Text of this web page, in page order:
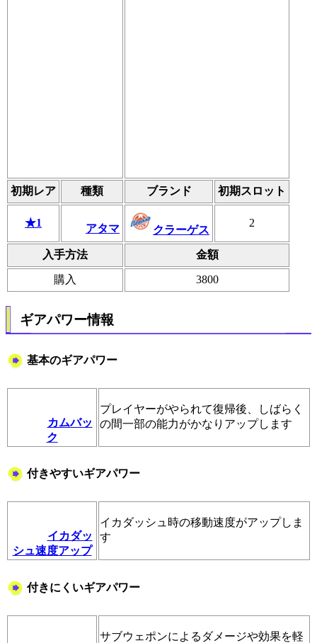
初期レア 種類 ブランド 初期スロット
★1 アタマ クラーゲス
2
入手方法 金額
購入 3800
ギアパワー情報
基本のギアパワー
カムバッ
ク
プレイヤーがやられて復帰後、しばらく
の間一部の能力がかなりアップします
付きやすいギアパワー
イカダッ
シュ速度アップ
イカダッシュ時の移動速度がアップしま
す
付きにくいギアパワー
サブウェポンによるダメージや効果を軽